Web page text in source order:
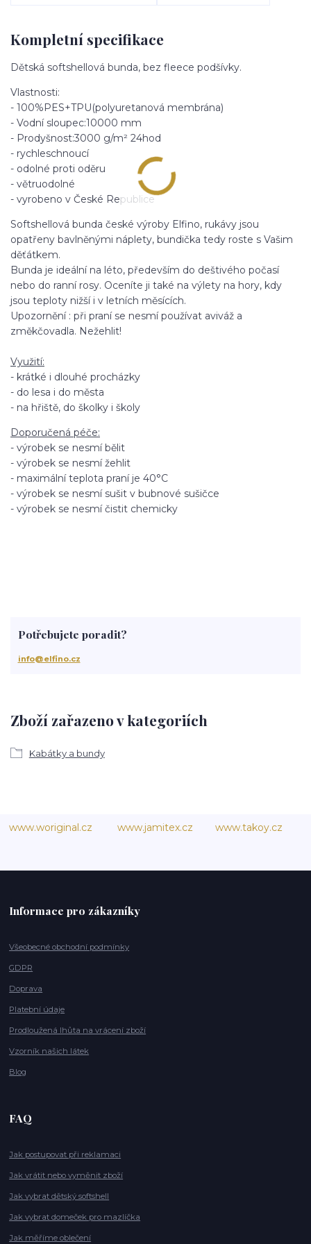
Kompletní specifikace
Dětská softshellová bunda, bez fleece podšívky.
Vlastnosti:
- 100%PES+TPU(polyuretanová membrána)
- Vodní sloupec:10000 mm
- Prodyšnost:3000 g/m² 24hod
- rychleschnoucí
- odolné proti oděru
- větruodolné
- vyrobeno v České Republice
Softshellová bunda české výroby Elfino, rukávy jsou
opatřeny bavlněnými náplety, bundička tedy roste s Vašim
děťátkem.
Bunda je ideální na léto, především do deštivého počasí
nebo do ranní rosy. Oceníte ji také na výlety na hory, kdy
jsou teploty nižší i v letních měsících.
Upozornění : při praní se nesmí používat aviváž a
změkčovadla. Nežehlit!
Využití:
- krátké i dlouhé procházky
- do lesa i do města
- na hřiště, do školky i školy
Doporučená péče:
- výrobek se nesmí bělit
- výrobek se nesmí žehlit
- maximální teplota praní je 40°C
- výrobek se nesmí sušit v bubnové sušičce
- výrobek se nesmí čistit chemicky
Zboží zařazeno v kategoriích
Kabátky a bundy
Potřebujete poradit?
info@elfino.cz
www.woriginal.cz www.jamitex.cz www.takoy.cz
Informace pro zákazníky
Všeobecné obchodní podmínky
GDPR
Doprava
Platební údaje
Prodloužená lhůta na vrácení zboží
Vzorník našich látek
Blog
FAQ
Jak postupovat při reklamaci
Jak vrátit nebo vyměnit zboží
Jak vybrat dětský softshell
Jak vybrat domeček pro mazlíčka
Jak měříme oblečení